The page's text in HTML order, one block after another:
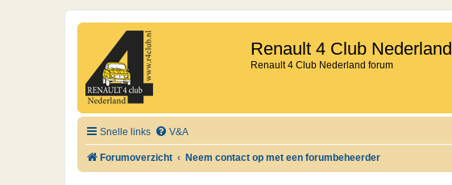
Renault 4 Club Nederland
Renault 4 Club Nederland forum
Snelle links V&A
Forumoverzicht Neem contact op met een forumbeheerder